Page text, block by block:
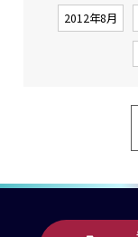
2012年8月